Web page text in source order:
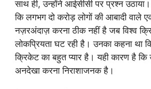
साथ ही, उन्होंने आईसीसी पर प्रश्न
कि लगभग दो करोड़ लोगों की आबादी वाले
नज़रअंदाज़ करना ठीक नहीं है जब विश्व
लोकप्रियता घट रही है। उनका कहना था
क्रिकेट का बहुत प्यार है। यही कारण है
अनदेखा करना निराशाजनक है।